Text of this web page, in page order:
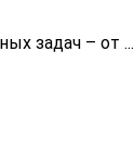
задач – от ...